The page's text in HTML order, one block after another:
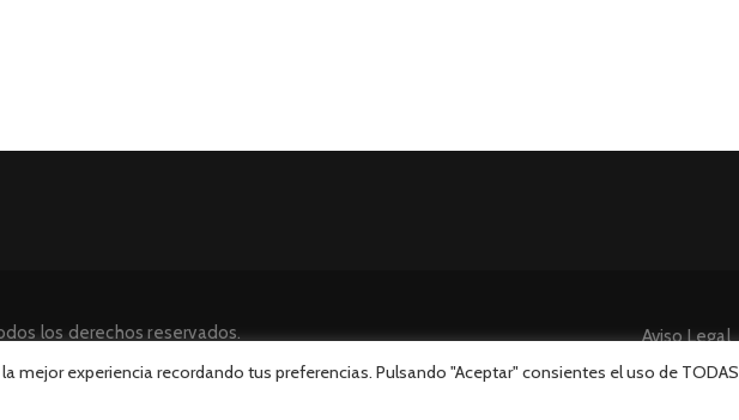
los derechos reservados.
Aviso Legal
mejor experiencia recordando tus preferencias. Pulsando "Aceptar" consientes el uso de TODAS